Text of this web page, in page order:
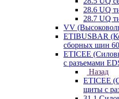
28.6 UQ
28.7 UQ
VV
ETIBUSBAR
сборных шин
ETICEE
с разъемами
Назад
ETICEE
щиты с